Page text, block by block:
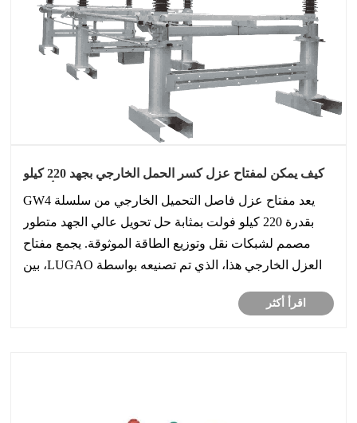
كيف يمكن لمفتاح عزل كسر الحمل الخارجي بجهد 220 كيلو
الطاقة ذات الجهد العالي
يعد مفتاح عزل فاصل التحميل الخارجي من سلسلة GW4
بقدرة 220 كيلو فولت بمثابة حل تحويل عالي الجهد متطور
مصمم لشبكات نقل وتوزيع الطاقة الموثوقة. يجمع مفتاح
العزل الخارجي هذا، الذي تم تصنيعه بواسطة LUGAO، بين
التشغيل على المدى الطويل لتلبية المتطلبات ال......اقرأ أكثر